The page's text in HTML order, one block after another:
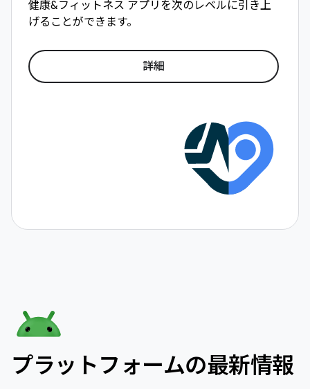
健康&フィットネス アプリを次のレベルに引き上
げることができます。
詳細
プラットフォームの最新情報